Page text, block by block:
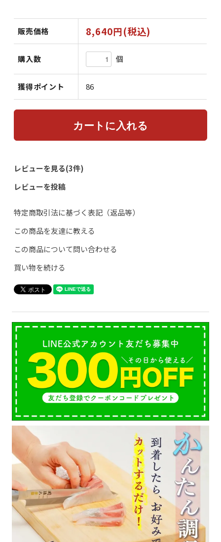
販売価格 8,640円(税込)
購入数 個
獲得ポイント 86
レビューを見る(3件)
レビューを投稿
特定商取引法に基づく表記（返品等）
この商品を友達に教える
この商品について問い合わせる
買い物を続ける